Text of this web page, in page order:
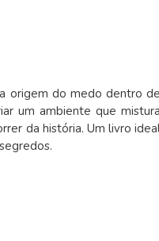
origem do medo dentro de
um ambiente que mistura
da história. Um livro